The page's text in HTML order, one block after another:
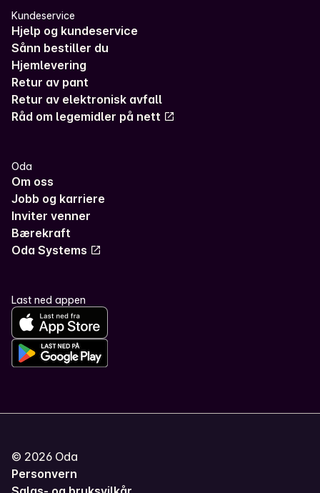
Kundeservice
Hjelp og kundeservice
Sånn bestiller du
Hjemlevering
Retur av pant
Retur av elektronisk avfall
Råd om legemidler på nett
Oda
Om oss
Jobb og karriere
Inviter venner
Bærekraft
Oda Systems
Last ned appen
© 2026 Oda
Personvern